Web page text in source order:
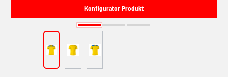
Konfigurator Produkt